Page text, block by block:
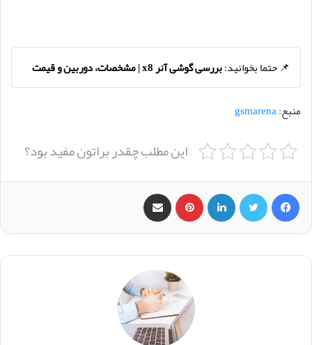
📌 حتما بخوانید:بررسی گوشی آنر x8 | مشخصات، دوربین و قیمت
منبع:gsmarena
این مطلب چقدر براتون مفید بود؟
فیس بوک ‫پین‌ترست